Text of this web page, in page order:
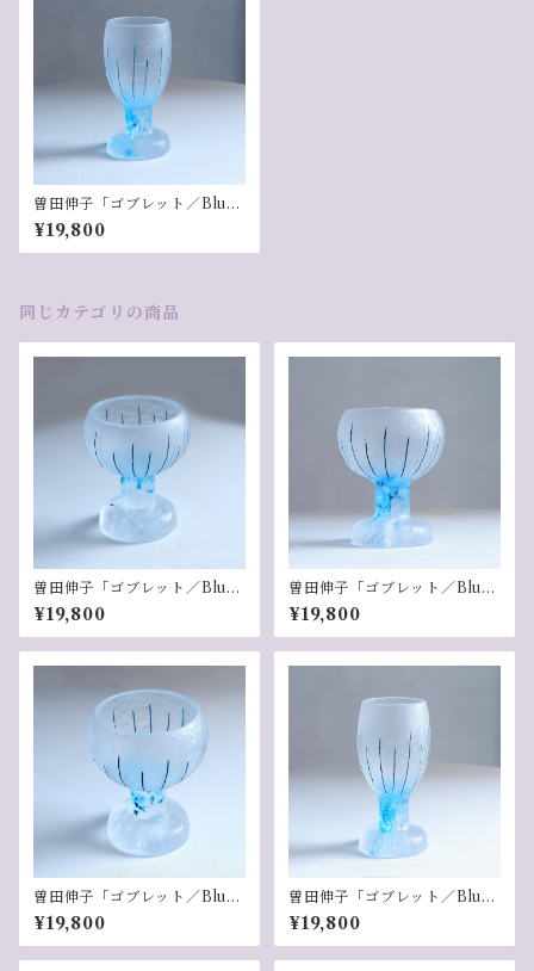
曽田伸子「ゴブレット／Blu
e」-6
¥19,800
同じカテゴリの商品
曽田伸子「ゴブレット／Blu
e」-1
¥19,800
曽田伸子「ゴブレット／Blu
e」-2
¥19,800
曽田伸子「ゴブレット／Blu
e」-3
¥19,800
曽田伸子「ゴブレット／Blu
e」-4
¥19,800